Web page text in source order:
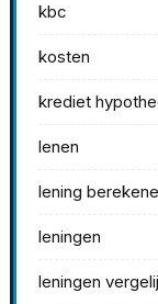
kbc
kosten
krediet
lenen
lening
leningen
leningen